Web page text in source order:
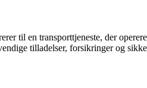
til en transporttjeneste, der
tilladelser, forsikringer og